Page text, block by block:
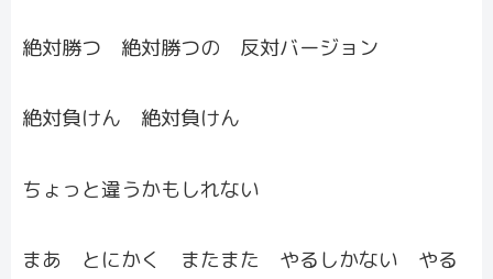
絶対勝つ 絶対勝つの 反対バージョン
絶対負けん 絶対負けん
ちょっと違うかもしれない
まあ とにかく またまた やるしかない やる